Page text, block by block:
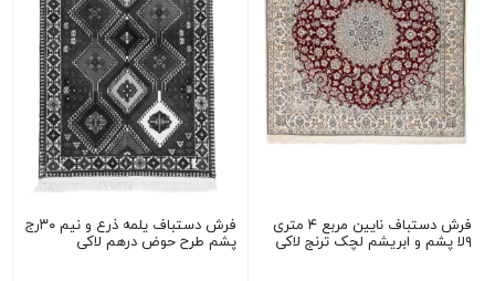
فرش دستباف نایین مربع ۴ متری
۹لا پشم و ابریشم لچک ترنج لاکی
فرش دستباف یلمه ذرع و نیم ۳۰رج
پشم طرح حوض درهم لاکی